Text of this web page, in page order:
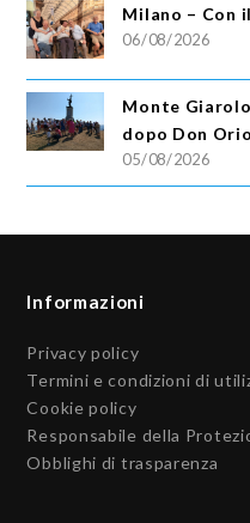
Milano – Con
06/08/2026
Monte Giarolo
dopo Don
05/08/2026
Informazioni
Privacy policy
Termini e condizioni di
Cookie policy
Responsabile della
Obblighi di trasparenza